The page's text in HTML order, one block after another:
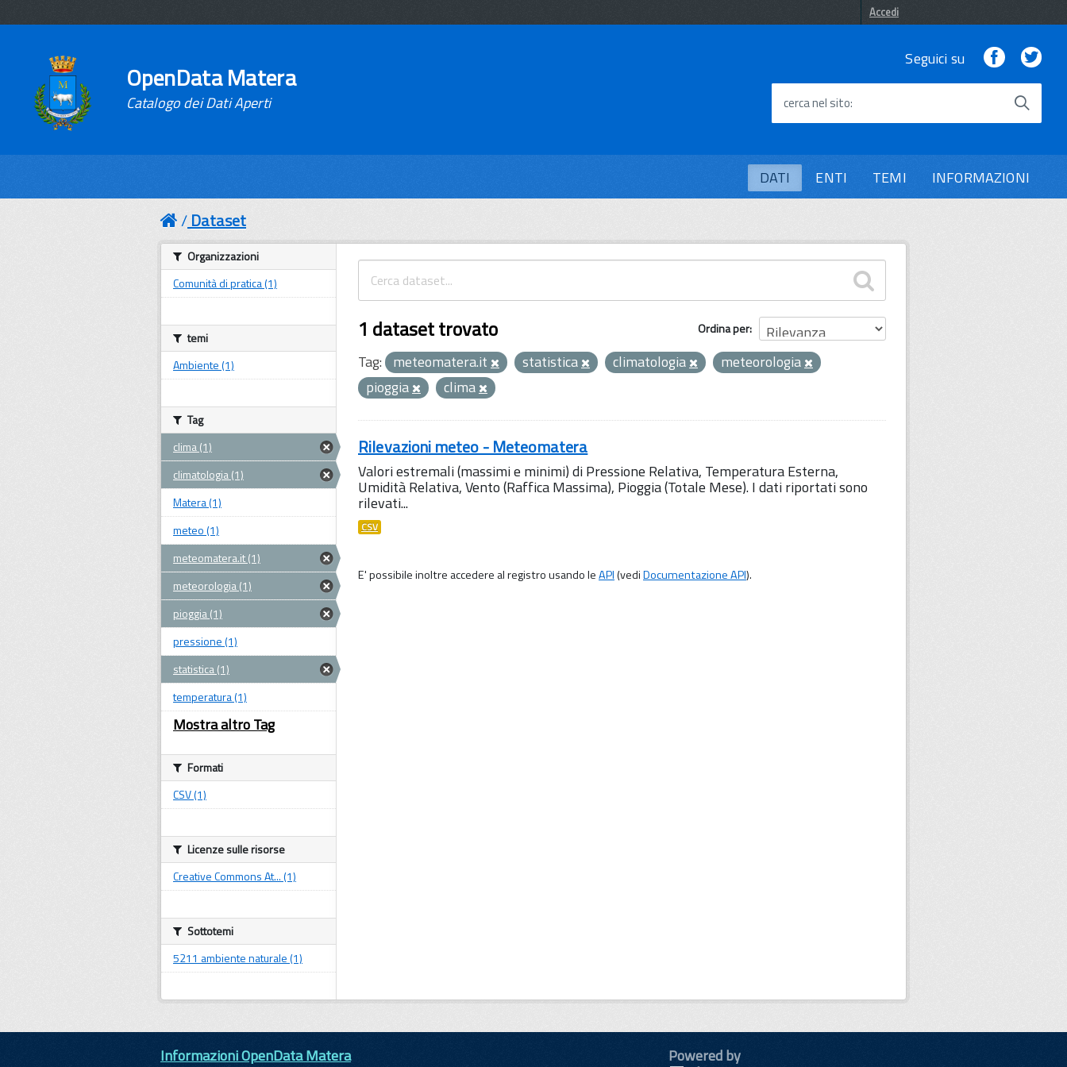
Accedi
OpenData Matera
Catalogo dei Dati Aperti
Seguici su Facebook
cerca nel sito
DATI ENTI TEMI INFORMAZIONI
Dataset
Ordina per
1 dataset trovato
Tag: meteomatera.it statistica climatologia
meteorologia
pioggia
clima
Rilevazioni meteo - Meteomatera
Valori estremali (massimi e minimi) di Pressione Relativa, Temperatura Esterna,
Umidità Relativa, Vento (Raffica Massima), Pioggia (Totale Mese). I dati riportati sono
rilevati...
CSV
E' possibile inoltre accedere al registro usando leAPI(vediDocumentazione API).
Organizzazioni
Comunità di pratica (1)
temi
Ambiente (1)
Tag
clima (1)
climatologia (1)
Matera (1)
meteo (1)
meteomatera.it (1)
meteorologia (1)
pioggia (1)
pressione (1)
statistica (1)
temperatura (1)
Mostra altro Tag
Formati
CSV (1)
Licenze sulle risorse
Creative Commons At... (1)
Sottotemi
5211 ambiente naturale (1)
Informazioni OpenData Matera
Powered by